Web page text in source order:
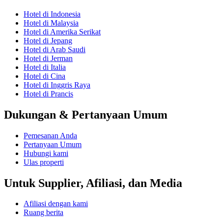
Hotel di Indonesia
Hotel di Malaysia
Hotel di Amerika Serikat
Hotel di Jepang
Hotel di Arab Saudi
Hotel di Jerman
Hotel di Italia
Hotel di Cina
Hotel di Inggris Raya
Hotel di Prancis
Dukungan & Pertanyaan Umum
Pemesanan Anda
Pertanyaan Umum
Hubungi kami
Ulas properti
Untuk Supplier, Afiliasi, dan Media
Afiliasi dengan kami
Ruang berita